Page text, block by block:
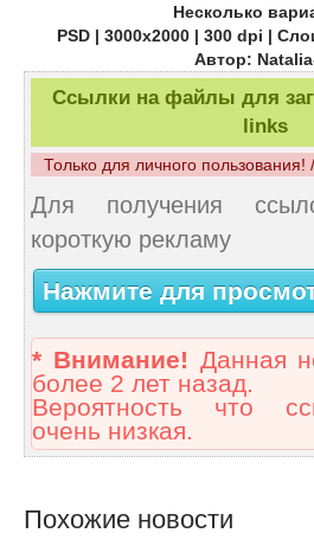
Несколько
PSD | 3000х2000 | 300 dpi |
Автор:
Ссылки на файлы для
links
Только для личного
Для получения
короткую рекламу
Нажмите для
* Внимание! Данная
более 2 лет назад.
Вероятность что
очень низкая.
Похожие новости